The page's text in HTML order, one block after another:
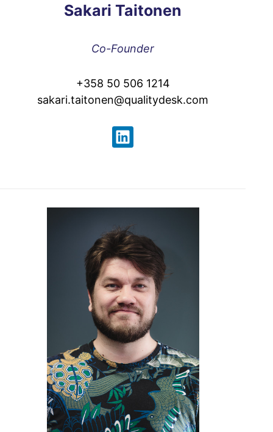
Sakari Taitonen
Co-Founder
+358 50 506 1214
sakari.taitonen@qualitydesk.com